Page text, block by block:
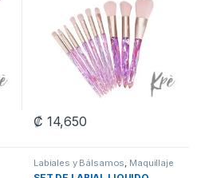
₡ 14,650
Labiales y Bálsamos, Maquillaje